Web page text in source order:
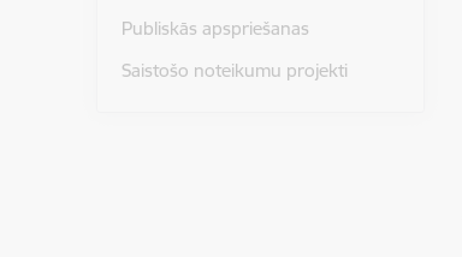
Publiskās apspriešanas
Saistošo noteikumu projekti